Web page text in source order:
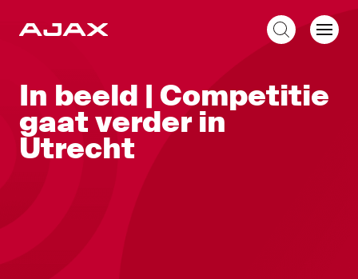
In beeld | Competitie
gaat verder in
Utrecht